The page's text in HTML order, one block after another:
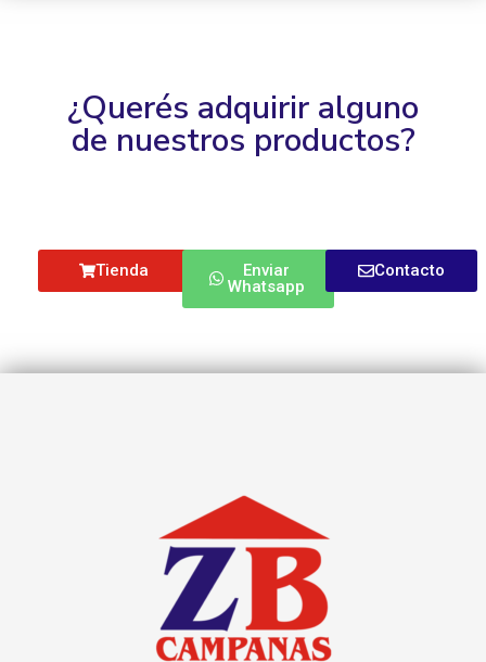
¿Querés adquirir alguno
de nuestros productos?
Tienda
Enviar
Whatsapp
Contacto